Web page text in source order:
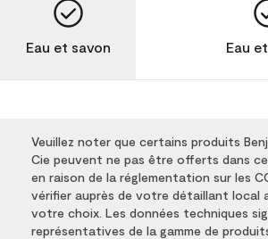
Eau et savon Eau
Veuillez noter que certains produits
Cie peuvent ne pas être offerts dans
en raison de la réglementation sur les
vérifier auprès de votre détaillant local
votre choix. Les données techniques
représentatives de la gamme de